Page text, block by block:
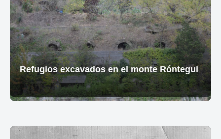
Refugios excavados en el monte Róntegui